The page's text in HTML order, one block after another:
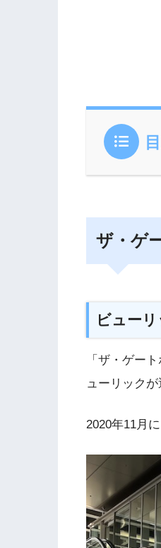
ザ・ゲ
ビュー
「ザ・ゲー
ューリック
2020年11月